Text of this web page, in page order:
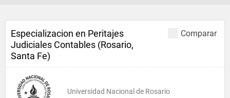
Comparar
Especializacion en Peritajes
Judiciales Contables (Rosario,
Santa Fe)
Universidad Nacional de Rosario